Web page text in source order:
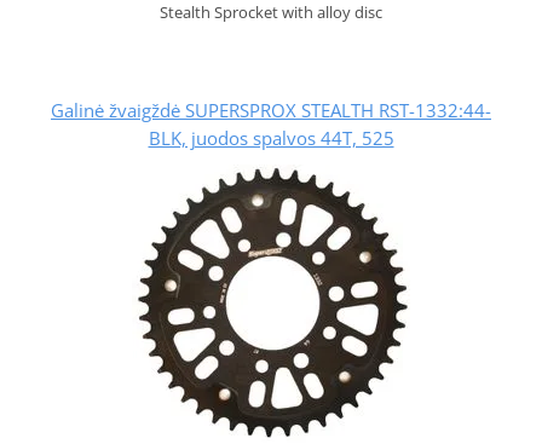
Stealth Sprocket with alloy disc
Galinė žvaigždė SUPERSPROX STEALTH RST-1332:44-
BLK, juodos spalvos 44T, 525